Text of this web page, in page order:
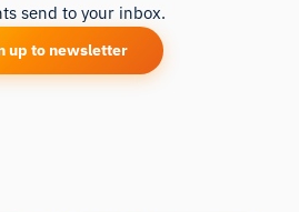
send to your inbox.
up to newsletter